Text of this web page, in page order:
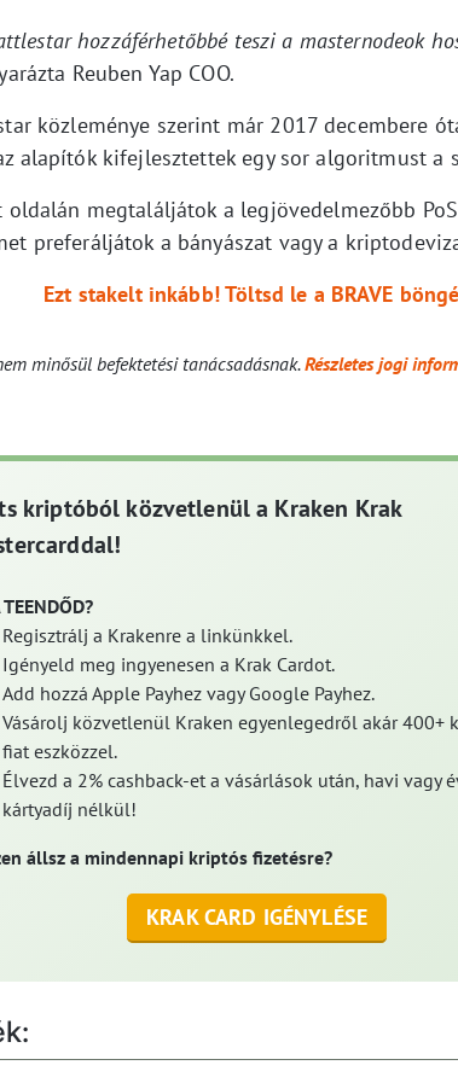
hozzáférhetőbbé teszi a masternodeok
Reuben Yap COO.
közleménye szerint már 2017 decembere
alapítók kifejlesztettek egy sor algoritmust a
oldalán megtaláljátok a legjövedelmezőbb
preferáljátok a bányászat vagy a
Ezt stakelt inkább! Töltsd le a BRAVE
minősül befektetési tanácsadásnak.Részletes jogi
kriptóból közvetlenül a Kraken Krak
Regisztrálj a Krakenre a linkünkkel.
Igényeld meg ingyenesen a Krak Cardot.
Add hozzá Apple Payhez vagy Google Payhez.
Vásárolj közvetlenül Kraken egyenlegedről akár 400+
fiat eszközzel.
Élvezd a 2% cashback-et a vásárlások után, havi vagy
kártyadíj nélkül!
állsz a mindennapi kriptós fizetésre?
KRAK CARD IGÉNYLÉSE